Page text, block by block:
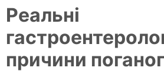
Реальні
причини